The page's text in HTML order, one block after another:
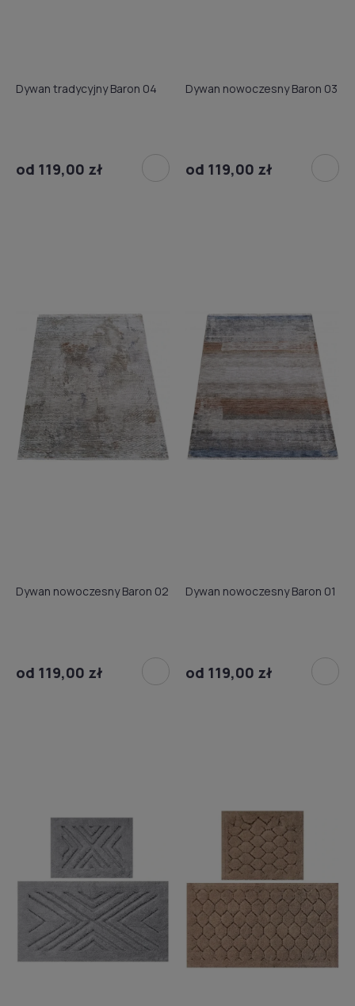
Dywan tradycyjny Baron 04
od 119,00 zł
Dywan nowoczesny Baron 03
od 119,00 zł
Dywan nowoczesny Baron 02
od 119,00 zł
Dywan nowoczesny Baron 01
od 119,00 zł